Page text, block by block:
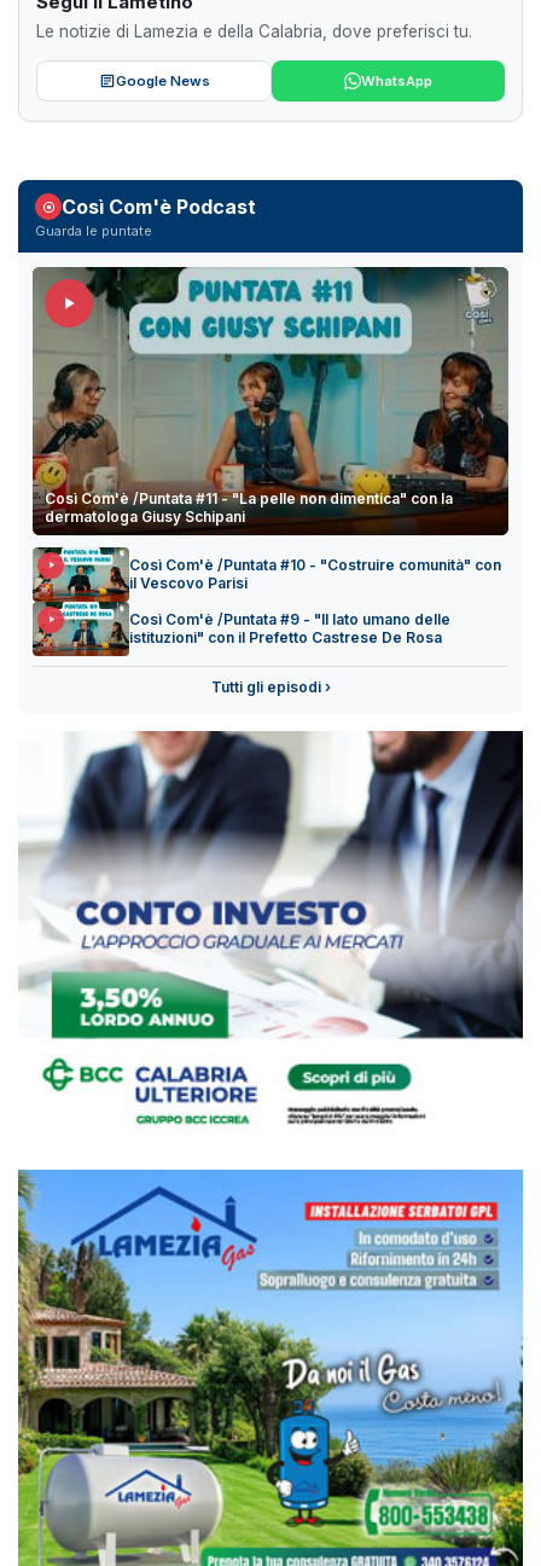
Le notizie di Lamezia e della Calabria, dove preferisci tu.
Google News WhatsApp
Così Com'è Podcast
Guarda le puntate
Così Com'è /Puntata #11 - "La pelle non dimentica" con la
dermatologa Giusy Schipani
Così Com'è /Puntata #10 - "Costruire comunità" con
il Vescovo Parisi
Così Com'è /Puntata #9 - "Il lato umano delle
istituzioni" con il Prefetto Castrese De Rosa
Tutti gli episodi ›